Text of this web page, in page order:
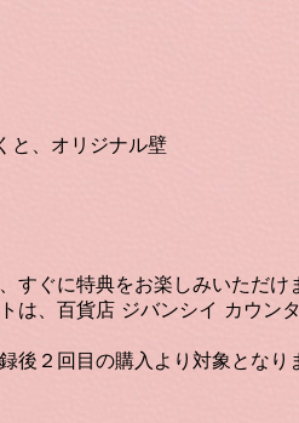
と、オリジナル壁
ぐに特典をお楽しみいただけ
は、百貨店 ジバンシイ カウン
２回目の購入より対象となり